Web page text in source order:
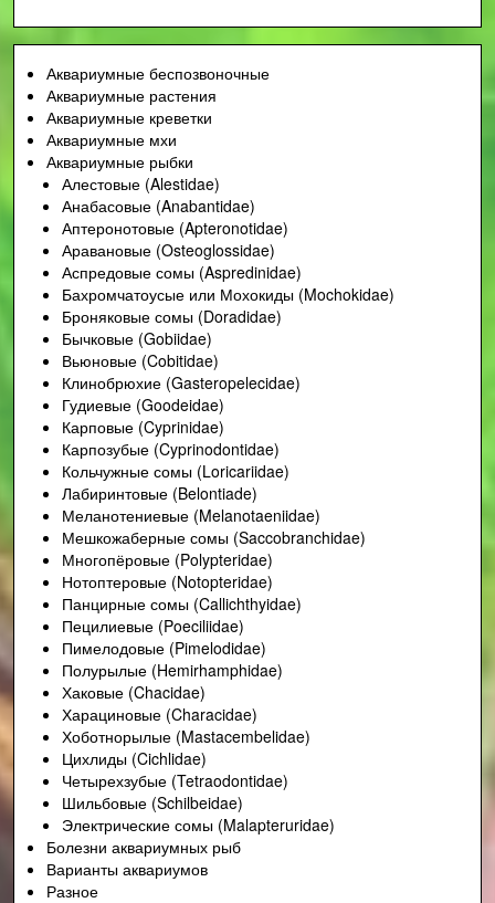
Аквариумные беспозвоночные
Аквариумные растения
Аквариумные креветки
Аквариумные мхи
Аквариумные рыбки
Алестовые (Alestidae)
Анабасовые (Anabantidae)
Аптеронотовые (Apteronotidae)
Аравановые (Osteoglossidae)
Аспредовые сомы (Aspredinidae)
Бахромчатоусые или Мохокиды (Mochokidae)
Броняковые сомы (Doradidae)
Бычковые (Gobiidae)
Вьюновые (Cobitidae)
Клинобрюхие (Gasteropelecidae)
Гудиевые (Goodeidae)
Карповые (Cyprinidae)
Карпозубые (Cyprinodontidae)
Кольчужные сомы (Loricariidae)
Лабиринтовые (Belontiade)
Меланотениевые (Melanotaeniidae)
Мешкожаберные сомы (Saccobranchidae)
Многопёровые (Polypteridae)
Нотоптеровые (Notopteridae)
Панцирные сомы (Callichthyidae)
Пецилиевые (Poeciliidae)
Пимелодовые (Pimelodidae)
Полурылые (Hemirhamphidae)
Хаковые (Chacidae)
Харациновые (Characidae)
Хоботнорылые (Mastacembelidae)
Цихлиды (Cichlidae)
Четырехзубые (Tetraodontidae)
Шильбовые (Schilbeidae)
Электрические сомы (Malapteruridae)
Болезни аквариумных рыб
Варианты аквариумов
Разное